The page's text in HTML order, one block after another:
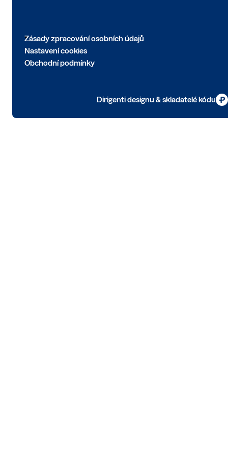
Zásady zpracování osobních údajů
Nastavení cookies
Obchodní podmínky
Dirigenti designu & skladatelé kódu